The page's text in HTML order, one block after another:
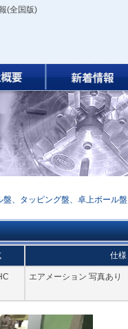
(全国版)
盤、タッピング盤、卓上ボール盤
仕様
エアメーション 写真あり